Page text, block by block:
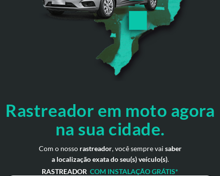
Rastreador em moto agora
na sua cidade.
Com o nosso rastreador, você sempre vai saber
a localização exata do seu(s) veículo(s).
RASTREADOR COM INSTALAÇÃO GRÁTIS*